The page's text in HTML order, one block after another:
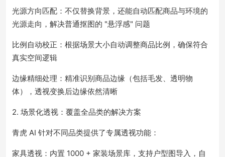
光源方向匹配：不仅替换背景，还能自动匹配商品与环境的
光源走向，解决普通抠图的 "悬浮感" 问题
比例自动校正：根据场景大小自动调整商品比例，确保符合
真实空间逻辑
边缘精细处理：精准识别商品边缘（包括毛发、透明物
体），透视变换后边缘依然清晰
2. 场景化透视：覆盖全品类的解决方案
青虎 AI 针对不同品类提供了专属透视功能：
家具透视：内置 1000 + 家装场景库，支持户型图导入，自